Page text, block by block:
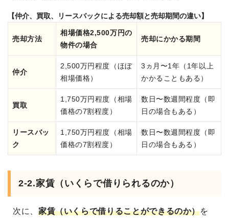
【仲介、買取、リースバックによる売却額と売却期間の違い】
売却方法
相場価格2,500万円の
物件の場合
売却にかかる期間
仲介
2,500万円程度（ほぼ
相場価格）
3ヵ月〜1年（1年以上
かかることもある）
買取
1,750万円程度（相場
価格の7割程度）
数日〜数週間程度（即
日の場合もある）
リースバッ
ク
1,750万円程度（相場
価格の7割程度）
数日〜数週間程度（即
日の場合もある）
2-2.家賃（いくらで借りられるのか）
次に、 家賃（いくらで借りることができるのか）を